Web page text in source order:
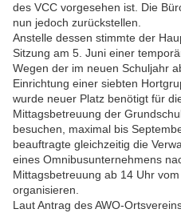
des VCC vorgesehen ist. Die
nun jedoch zurückstellen.
Anstelle dessen stimmte der
Sitzung am 5. Juni einer
Wegen der im neuen Schuljahr
Einrichtung einer siebten
wurde neuer Platz benötigt für
Mittagsbetreuung der
besuchen, maximal bis
beauftragte gleichzeitig die
eines Omnibusunternehmens
Mittagsbetreuung ab 14 Uhr
organisieren.
Laut Antrag des AWO-